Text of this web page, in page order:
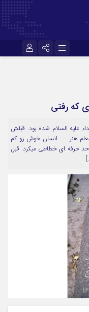
که رفتی
علیه السلام شده بود. قبلش
هنر……. انسان خوش رو كم
حرفه اي خطاطي ميكرد. قبل